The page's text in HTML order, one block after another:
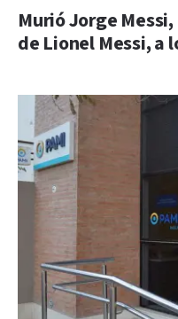
Murió Jorge
de Lionel Messi, a